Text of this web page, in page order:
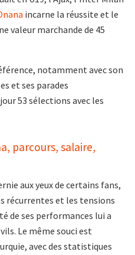
incarne la réussite et le
valeur marchande de 45
notamment avec son
et ses parades
53 sélections avec les
parcours, salaire,
aux yeux de certains fans,
récurrentes et les tensions
de ses performances lui a
Le même souci est
avec des statistiques